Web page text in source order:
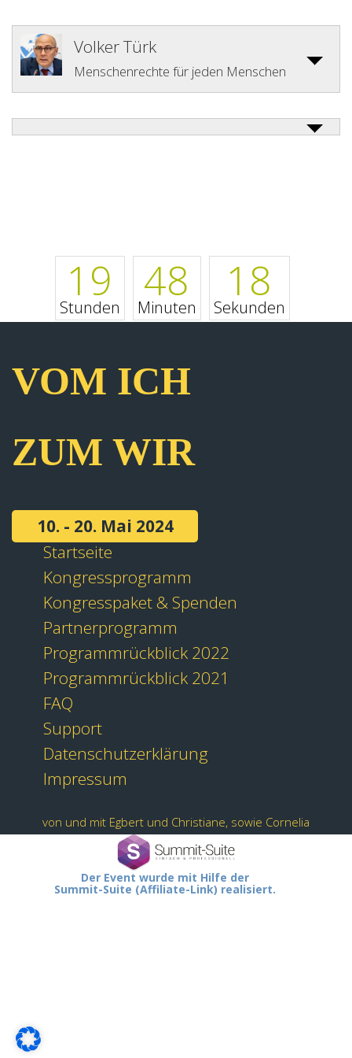
Volker Türk
Menschenrechte für jeden Menschen
19
Stunden
48
Minuten
17
Sekunden
VOM ICH
ZUM WIR
10. - 20. Mai 2024
Startseite
Kongressprogramm
Kongresspaket & Spenden
Partnerprogramm
Programmrückblick 2022
Programmrückblick 2021
FAQ
Support
Datenschutzerklärung
Impressum
von und mit Egbert und Christiane, sowie Cornelia
Der Event wurde mit Hilfe der
Summit-Suite (Affiliate-Link) realisiert.